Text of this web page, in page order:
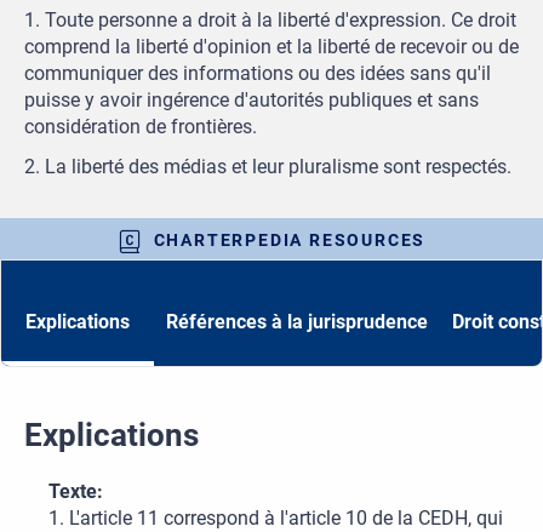
1. Toute personne a droit à la liberté d'expression. Ce droit
comprend la liberté d'opinion et la liberté de recevoir ou de
communiquer des informations ou des idées sans qu'il
puisse y avoir ingérence d'autorités publiques et sans
considération de frontières.
2. La liberté des médias et leur pluralisme sont respectés.
CHARTERPEDIA RESOURCES
Explications Références à la jurisprudence Droit
Explications
Texte:
1. L'article 11 correspond à l'article 10 de la CEDH, qui